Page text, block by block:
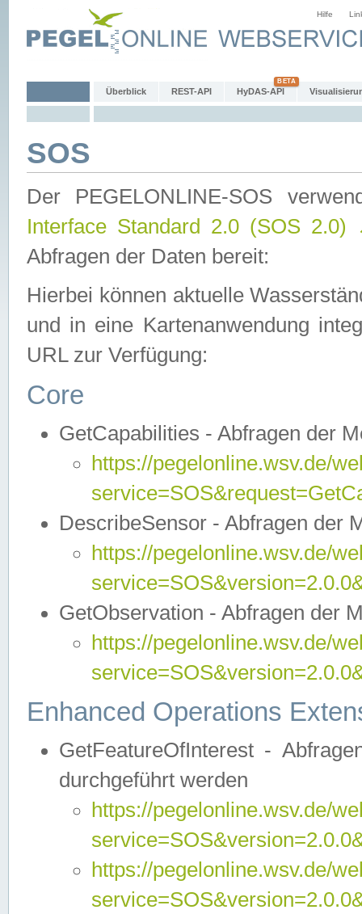
Hilfe
Überblick REST-API HyDAS-API
SOS
Der PEGELONLINE-SOS
Interface Standard 2.0 (SOS 2.0)
Abfragen der Daten bereit:
Hierbei können aktuelle
und in eine Kartenanwendung
URL zur Verfügung:
Core
GetCapabilities - Abfragen der
https://pegelonline.wsv.de/
DescribeSensor - Abfragen der
https://pegelonline.wsv.de/
GetObservation - Abfragen der
https://pegelonline.wsv.de/
Enhanced Operations
GetFeatureOfInterest -
durchgeführt werden
https://pegelonline.wsv.de/
https://pegelonline.wsv.de/